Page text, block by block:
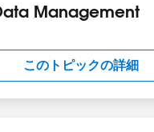
Management
このトピックの詳細